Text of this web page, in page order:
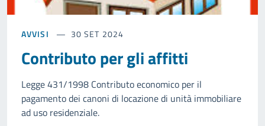
AVVISI 30 SET 2024
Contributo per gli affitti
Legge 431/1998 Contributo economico per il
pagamento dei canoni di locazione di unità immobiliare
ad uso residenziale.